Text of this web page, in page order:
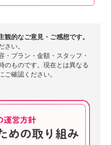
の皆様でお越しいた
て誠にありがとうご
ご家族の皆さまのご
。
的なご意見・ご感想です。
さい。
・プラン・金額・スタッフ・
のものです。現在とは異なる
ご確認ください。